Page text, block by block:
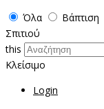
Όλα Βάπτιση
Σπιτιού
this
Κλείσιμο
Login